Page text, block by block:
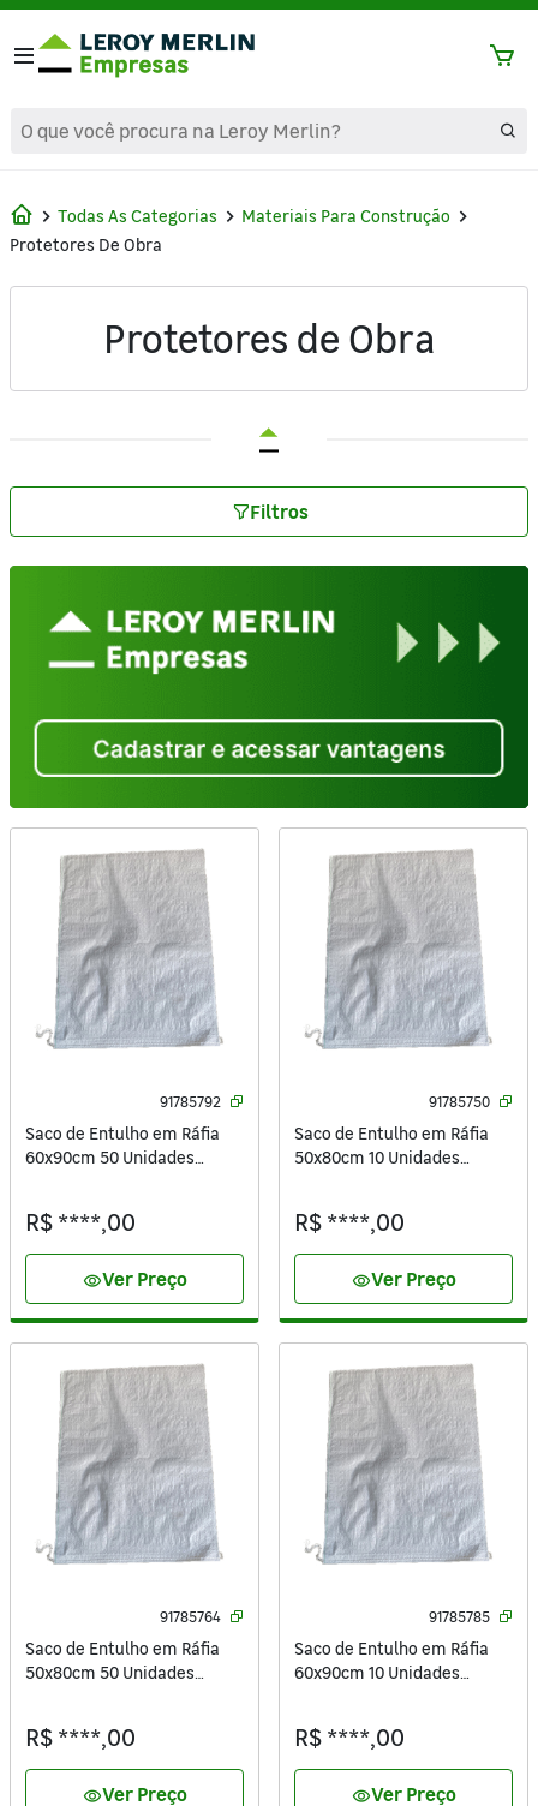
text.skipToContent
text.skipToNavigation
Todas As Categorias
Materiais Para Construção
Protetores De Obra
Protetores de Obra
Filtros
91785792
Saco de Entulho em Ráfia
60x90cm 50 Unidades
R$ ****,00
visibilityVer Preço
91785750
Saco de Entulho em Ráfia
50x80cm 10 Unidades
R$ ****,00
visibilityVer Preço
91785764
Saco de Entulho em Ráfia
50x80cm 50 Unidades
R$ ****,00
visibilityVer Preço
91785785
Saco de Entulho em Ráfia
60x90cm 10 Unidades
R$ ****,00
visibilityVer Preço